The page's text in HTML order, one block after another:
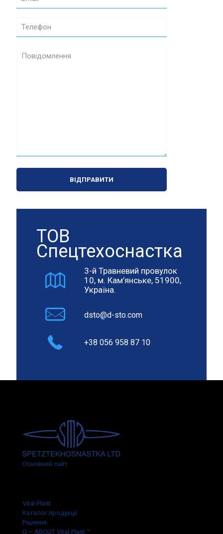
ТОВ
Спецтехоснастка
3-й Травневий провулок
10, м. Кам’янське, 51900,
Україна.
dsto@d-sto.com
+38 056 958 87 10
Основний сайт
Vital-Plast
Каталог продукції
Рішення
О – ABOUT Vital-Plast ™️